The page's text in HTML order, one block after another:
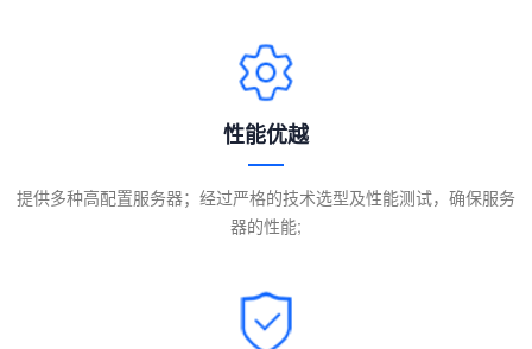
性能优越
提供多种高配置服务器；经过严格的技术选型及性能测试，确保服务
器的性能;